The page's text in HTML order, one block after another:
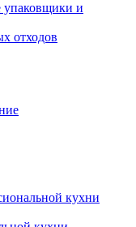
и
отходов
кухни